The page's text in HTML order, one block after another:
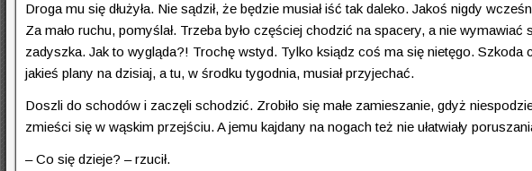
Droga mu się dłużyła. Nie sądził, że będzie musiał iść tak daleko. Jakoś nigdy
Za mało ruchu, pomyślał. Trzeba było częściej chodzić na spacery, a nie
zadyszka. Jak to wygląda?! Trochę wstyd. Tylko ksiądz coś ma się nietęgo. Szkoda
jakieś plany na dzisiaj, a tu, w środku tygodnia, musiał przyjechać.
Doszli do schodów i zaczęli schodzić. Zrobiło się małe zamieszanie, gdyż
zmieści się w wąskim przejściu. A jemu kajdany na nogach też nie ułatwiały
– Co się dzieje? – rzucił.